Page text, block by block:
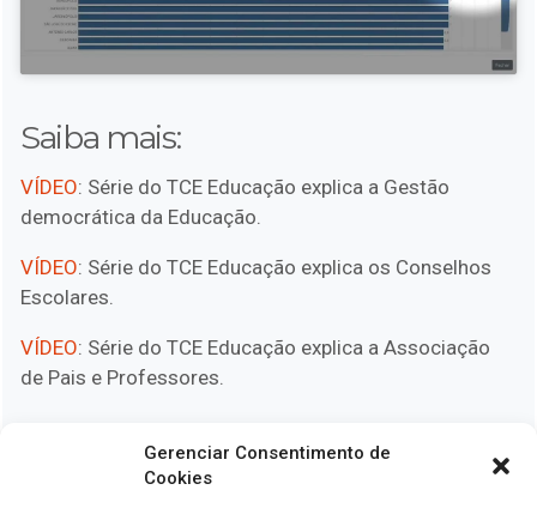
Gerenciar Consentimento de
Cookies
Saiba mais:
VÍDEO: Série do TCE Educação explica a Gestão
democrática da Educação.
VÍDEO: Série do TCE Educação explica os Conselhos
Escolares.
VÍDEO: Série do TCE Educação explica a Associação
de Pais e Professores.